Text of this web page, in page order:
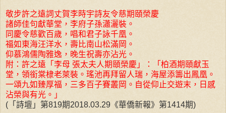
敬步許之遠詞丈賀李時宇詩友令慈期頤榮慶
諸師佳句獻華堂，李府子孫瀟灑裝。
同慶令慈歡百歲，唱和君子詠千凰。
福如東海汪洋水，壽比南山松滿岡。
仰慕鴻儒陶雅逸，晚生祝壽亦沾光。
附：許之遠「李母 張太夫人期頤榮慶」：「柏酒期頤獻玉
堂，領銜棠棣老萊裝。瑤池再拜留人瑞，海屋添籌出鳳凰。
一頌九如臻厚福，三多百子賽叢岡。自從仰止交遊末，日感
沾榮與有光。」
(「詩壇」第819期2018.03.29《華僑新報》第1414期)